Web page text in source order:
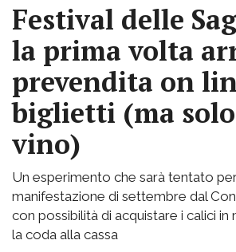
Festival delle
la prima volta
prevendita on
biglietti (ma
vino)
Un esperimento che sarà tentato
manifestazione di settembre dal
con possibilità di acquistare i calici
la coda alla cassa